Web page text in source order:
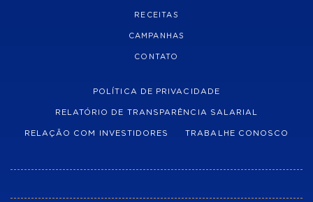
RECEITAS
CAMPANHAS
CONTATO
POLÍTICA DE PRIVACIDADE
RELATÓRIO DE TRANSPARÊNCIA SALARIAL
RELAÇÃO COM INVESTIDORES TRABALHE CONOSCO